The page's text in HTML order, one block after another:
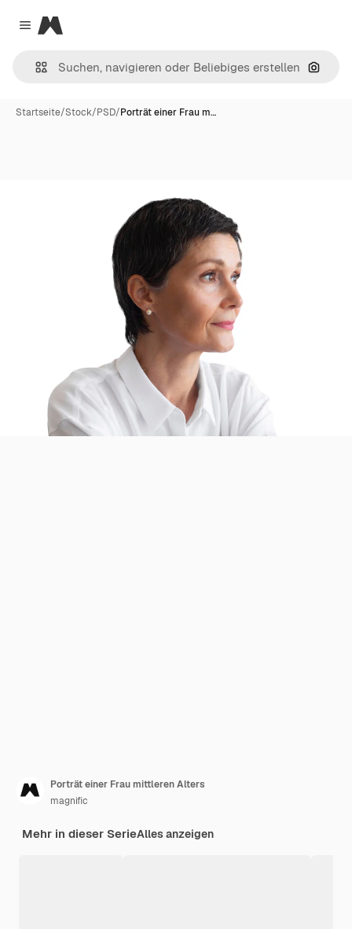
Close menu
Magnific
Nach
Startseite/Stock/PSD/Porträt einer Frau m…
Porträt einer Frau mittleren Alters
magnific
Mehr in dieser SerieAlles anzeigen